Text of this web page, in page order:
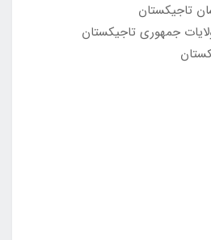
تاجیکستان
جمهوری تاجیکستان